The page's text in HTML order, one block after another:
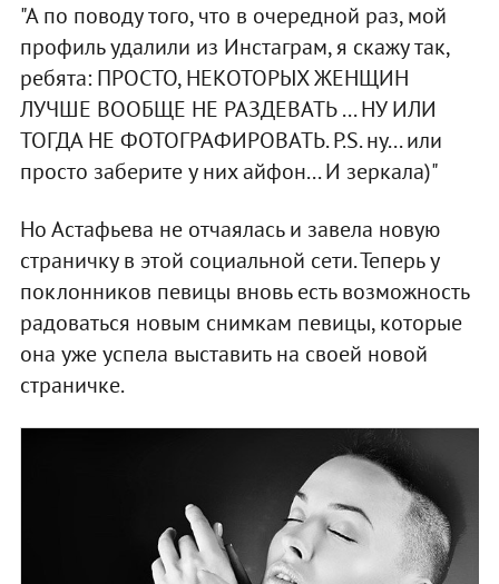
"А по поводу того, что в очередной раз, мой
профиль удалили из Инстаграм, я скажу так,
ребята: ПРОСТО, НЕКОТОРЫХ ЖЕНЩИН
ЛУЧШЕ ВООБЩЕ НЕ РАЗДЕВАТЬ ... НУ ИЛИ
ТОГДА НЕ ФОТОГРАФИРОВАТЬ. P.S. ну... или
просто заберите у них айфон... И зеркала)"
Но Астафьева не отчаялась и завела новую
страничку в этой социальной сети. Теперь у
поклонников певицы вновь есть возможность
радоваться новым снимкам певицы, которые
она уже успела выставить на своей новой
страничке.